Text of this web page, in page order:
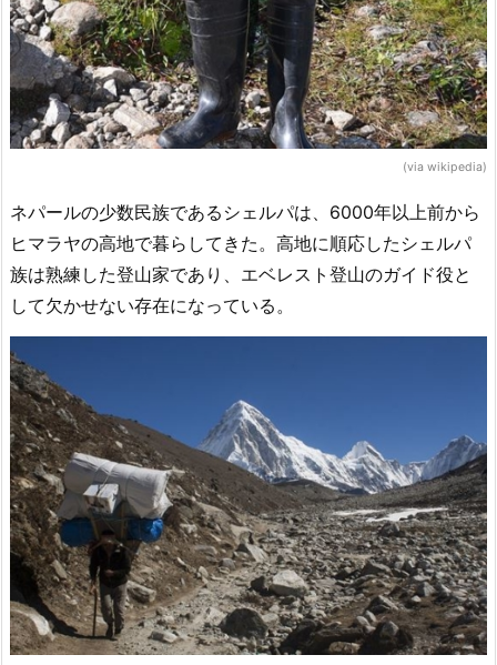
(via wikipedia)
ネパールの少数民族であるシェルパは、6000年以上前から
ヒマラヤの高地で暮らしてきた。高地に順応したシェルパ
族は熟練した登山家であり、エベレスト登山のガイド役と
して欠かせない存在になっている。